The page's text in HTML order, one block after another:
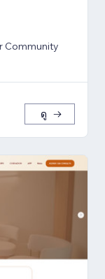
Community
ดู